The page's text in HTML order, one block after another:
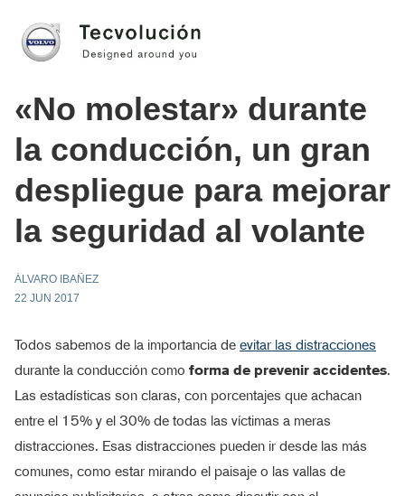
«No molestar» durante
la conducción, un gran
despliegue para mejorar
la seguridad al volante
ÁLVARO IBAÑEZ
22 JUN 2017
Todos sabemos de la importancia de evitar las distracciones
durante la conducción como forma de prevenir accidentes.
Las estadísticas son claras, con porcentajes que achacan
entre el 15% y el 30% de todas las víctimas a meras
distracciones. Esas distracciones pueden ir desde las más
comunes, como estar mirando el paisaje o las vallas de